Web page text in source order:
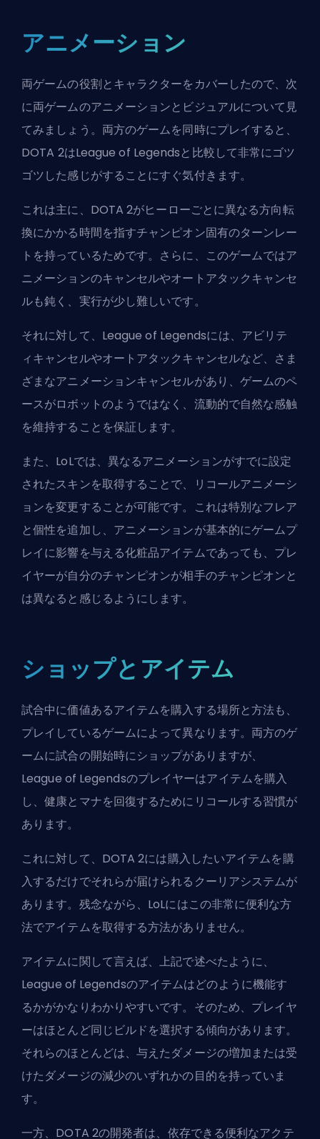
アニメーション
両ゲームの役割とキャラクターをカバーしたので、次
に両ゲームのアニメーションとビジュアルについて見
てみましょう。両方のゲームを同時にプレイすると、
DOTA 2はLeague of Legendsと比較して非常にゴツ
ゴツした感じがすることにすぐ気付きます。
これは主に、DOTA 2がヒーローごとに異なる方向転
換にかかる時間を指すチャンピオン固有のターンレー
トを持っているためです。さらに、このゲームではア
ニメーションのキャンセルやオートアタックキャンセ
ルも鈍く、実行が少し難しいです。
それに対して、League of Legendsには、アビリテ
ィキャンセルやオートアタックキャンセルなど、さま
ざまなアニメーションキャンセルがあり、ゲームのペ
ースがロボットのようではなく、流動的で自然な感触
を維持することを保証します。
また、LoLでは、異なるアニメーションがすでに設定
されたスキンを取得することで、リコールアニメーシ
ョンを変更することが可能です。これは特別なフレア
と個性を追加し、アニメーションが基本的にゲームプ
レイに影響を与える化粧品アイテムであっても、プレ
イヤーが自分のチャンピオンが相手のチャンピオンと
は異なると感じるようにします。
ショップとアイテム
試合中に価値あるアイテムを購入する場所と方法も、
プレイしているゲームによって異なります。両方のゲ
ームに試合の開始時にショップがありますが、
League of Legendsのプレイヤーはアイテムを購入
し、健康とマナを回復するためにリコールする習慣が
あります。
これに対して、DOTA 2には購入したいアイテムを購
入するだけでそれらが届けられるクーリアシステムが
あります。残念ながら、LoLにはこの非常に便利な方
法でアイテムを取得する方法がありません。
アイテムに関して言えば、上記で述べたように、
League of Legendsのアイテムはどのように機能す
るかがかなりわかりやすいです。そのため、プレイヤ
ーはほとんど同じビルドを選択する傾向があります。
それらのほとんどは、与えたダメージの増加または受
けたダメージの減少のいずれかの目的を持っていま
す。
一方、DOTA 2の開発者は、依存できる便利なアクテ